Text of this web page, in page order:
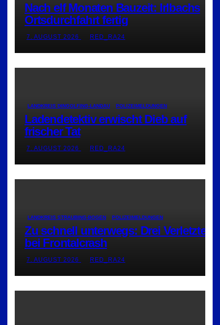
Nach elf Monaten Bauzeit: Irlbachs
Ortsdurchfahrt fertig
7. AUGUST 2026 RED_RA24
LANDKREIS DINGOLFING-LANDAU POLIZEIMELDUNGEN
Ladendetektiv erwischt Dieb auf
frischer Tat
7. AUGUST 2026 RED_RA24
LANDKREIS STRAUBING-BOGEN POLIZEIMELDUNGEN
Zu schnell unterwegs: Drei Verletzte
bei Frontalcrash
7. AUGUST 2026 RED_RA24